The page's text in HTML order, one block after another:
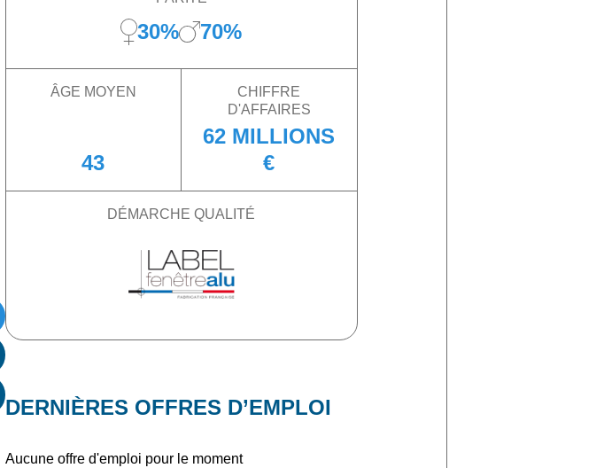
30% 70%
ÂGE MOYEN
43
CHIFFRE
D'AFFAIRES
62 MILLIONS
€
DÉMARCHE QUALITÉ
DERNIÈRES OFFRES D’EMPLOI
Aucune offre d'emploi pour le moment